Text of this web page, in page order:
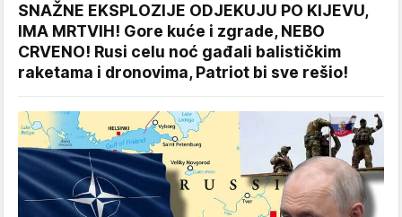
SNAŽNE EKSPLOZIJE ODJEKUJU PO KIJEVU,
IMA MRTVIH! Gore kuće i zgrade, NEBO
CRVENO! Rusi celu noć gađali balističkim
raketama i dronovima, Patriot bi sve rešio!